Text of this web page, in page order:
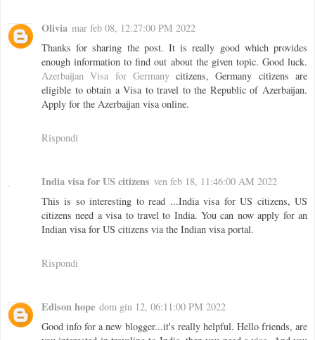
Olivia mar feb 08, 12:27:00 PM 2022
Thanks for sharing the post. It is really good which provides
enough information to find out about the given topic. Good luck.
Azerbaijan Visa for Germanycitizens, Germany citizens are
eligible to obtain a Visa to travel to the Republic of Azerbaijan.
Apply for the Azerbaijan visa online.
Rispondi
India visa for US citizens ven feb 18, 11:46:00 AM 2022
This is so interesting to read ...India visa for US citizens, US
citizens need a visa to travel to India. You can now apply for an
Indian visa for US citizens via the Indian visa portal.
Rispondi
Edison hope dom giu 12, 06:11:00 PM 2022
Good info for a new blogger...it's really helpful. Hello friends, are